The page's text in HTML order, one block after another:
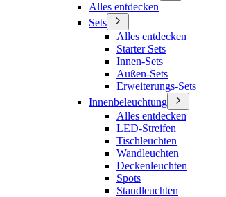
Alles entdecken
Sets
Alles entdecken
Starter Sets
Innen-Sets
Außen-Sets
Erweiterungs-Sets
Innenbeleuchtung
Alles entdecken
LED-Streifen
Tischleuchten
Wandleuchten
Deckenleuchten
Spots
Standleuchten